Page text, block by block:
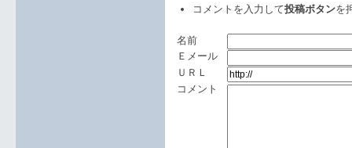
コメントを入力して投稿ボタンを
名前
Ｅメール
ＵＲＬ
コメント